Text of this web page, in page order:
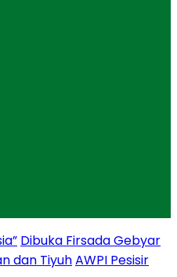
Dibuka Firsada Gebyar
dan TiyuhAWPI Pesisir